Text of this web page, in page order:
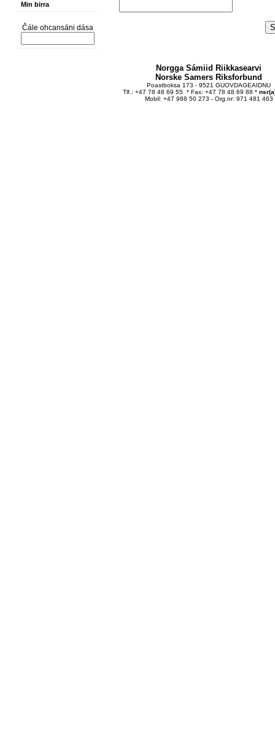
Min birra
Čále ohcansáni dása
Norgga Sámiid Riikkasearvi
Norske Samers Riksforbund
Poastboksa 173 - 9521 GUOVDAGEAIDNU
Tlf.: +47 78 48 69 55 * Fax: +47 78 48 69 88 *
Mobil: +47 988 50 273 - Org.nr: 971 481 463